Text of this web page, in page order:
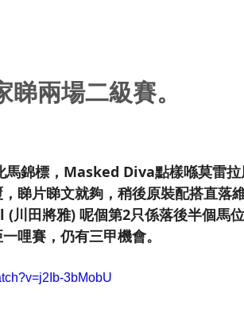
兩場二級賽。
馬錦標，Masked Diva點樣喺莫雷
睇片睇文就夠，稍後原裝配搭直落
田將雅) 呢個第2只係落後半個馬位
哩賽，仍有三甲機會。
3bMobU